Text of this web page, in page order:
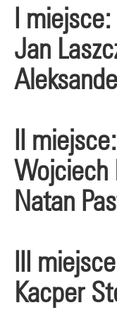
I miejsce:
Jan
II miejsce:
Wojciech
Natan
III
Kacper